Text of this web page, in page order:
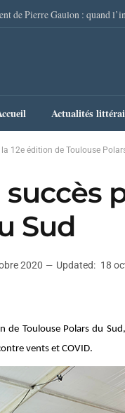
Actualités
12e édition de Toulouse
Sud
2020 Updated: 18
de Toulouse Polars du
vents et COVID.